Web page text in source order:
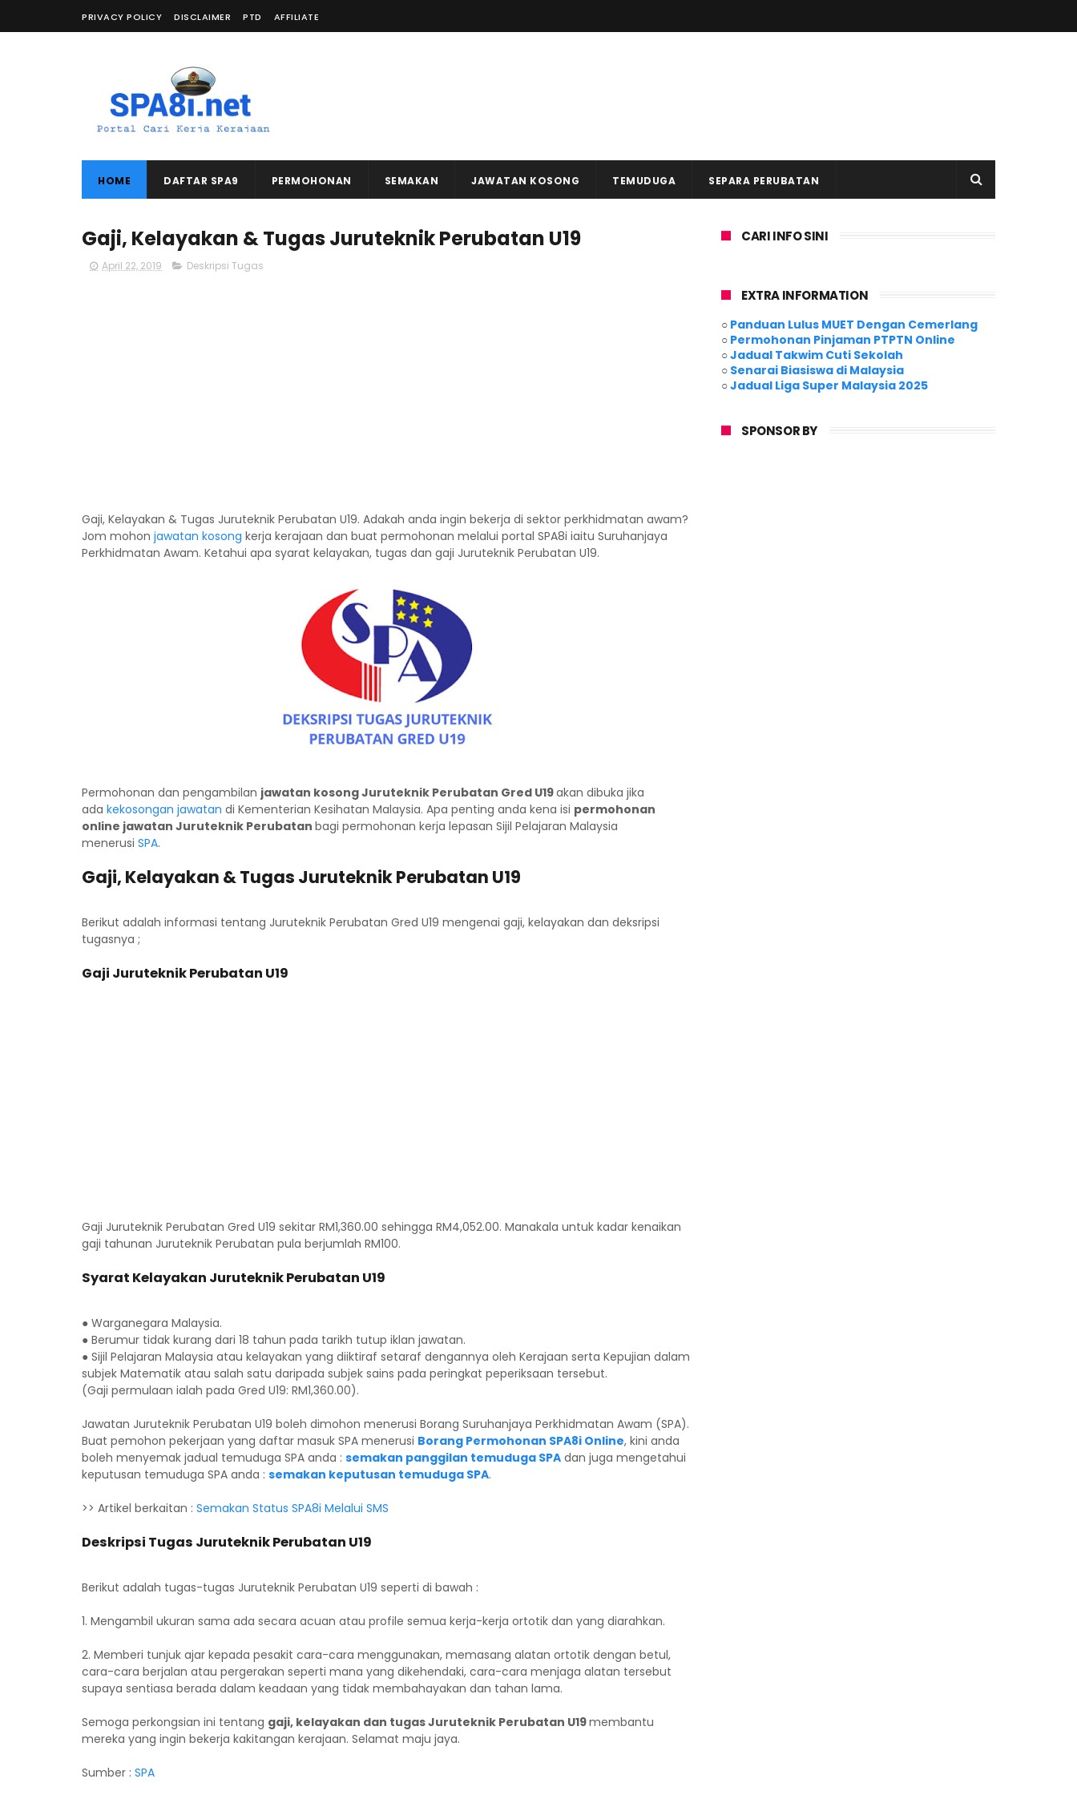
PRIVACY POLICY DISCLAIMER PTD AFFILIATE
HOME DAFTAR SPA9 PERMOHONAN SEMAKAN JAWATAN KOSONG TEMUDUGA SEPARA PERUBATAN
Gaji, Kelayakan & Tugas Juruteknik Perubatan U19
April 22, 2019 Deskripsi Tugas
Gaji, Kelayakan & Tugas Juruteknik Perubatan U19. Adakah anda ingin bekerja di sektor perkhidmatan awam?
Jom mohon jawatan kosong kerja kerajaan dan buat permohonan melalui portal SPA8i iaitu Suruhanjaya
Perkhidmatan Awam. Ketahui apa syarat kelayakan, tugas dan gaji Juruteknik Perubatan U19.
Permohonan dan pengambilan jawatan kosong Juruteknik Perubatan Gred U19akan dibuka jika
ada kekosongan jawatan di Kementerian Kesihatan Malaysia. Apa penting anda kena isi permohonan
online jawatan Juruteknik Perubatan bagi permohonan kerja lepasan Sijil Pelajaran Malaysia
menerusi SPA.
Gaji, Kelayakan & Tugas Juruteknik Perubatan U19
Berikut adalah informasi tentang Juruteknik Perubatan Gred U19 mengenai gaji, kelayakan dan deksripsi
tugasnya ;
Gaji Juruteknik Perubatan U19
Gaji Juruteknik Perubatan Gred U19 sekitar RM1,360.00 sehingga RM4,052.00. Manakala untuk kadar kenaikan
gaji tahunan Juruteknik Perubatan pula berjumlah RM100.
Syarat Kelayakan Juruteknik Perubatan U19
● Warganegara Malaysia.
● Berumur tidak kurang dari 18 tahun pada tarikh tutup iklan jawatan.
● Sijil Pelajaran Malaysia atau kelayakan yang diiktiraf setaraf dengannya oleh Kerajaan serta Kepujian dalam
subjek Matematik atau salah satu daripada subjek sains pada peringkat peperiksaan tersebut.
(Gaji permulaan ialah pada Gred U19: RM1,360.00).
Jawatan Juruteknik Perubatan U19 boleh dimohon menerusi Borang Suruhanjaya Perkhidmatan Awam (SPA).
Buat pemohon pekerjaan yang daftar masuk SPA menerusi Borang Permohonan SPA8i Online, kini anda
boleh menyemak jadual temuduga SPA anda : semakan panggilan temuduga SPA dan juga mengetahui
keputusan temuduga SPA anda : semakan keputusan temuduga SPA.
>> Artikel berkaitan : Semakan Status SPA8i Melalui SMS
Deskripsi Tugas Juruteknik Perubatan U19
Berikut adalah tugas-tugas Juruteknik Perubatan U19 seperti di bawah :
1. Mengambil ukuran sama ada secara acuan atau profile semua kerja-kerja ortotik dan yang diarahkan.
2. Memberi tunjuk ajar kepada pesakit cara-cara menggunakan, memasang alatan ortotik dengan betul,
cara-cara berjalan atau pergerakan seperti mana yang dikehendaki, cara-cara menjaga alatan tersebut
supaya sentiasa berada dalam keadaan yang tidak membahayakan dan tahan lama.
Semoga perkongsian ini tentang gaji, kelayakan dan tugas Juruteknik Perubatan U19membantu
mereka yang ingin bekerja kakitangan kerajaan. Selamat maju jaya.
Sumber : SPA
CARI INFO SINI
EXTRA INFORMATION
○ Panduan Lulus MUET Dengan Cemerlang
○ Permohonan Pinjaman PTPTN Online
○Jadual Takwim Cuti Sekolah
○ Senarai Biasiswa di Malaysia
○Jadual Liga Super Malaysia 2025
SPONSOR BY